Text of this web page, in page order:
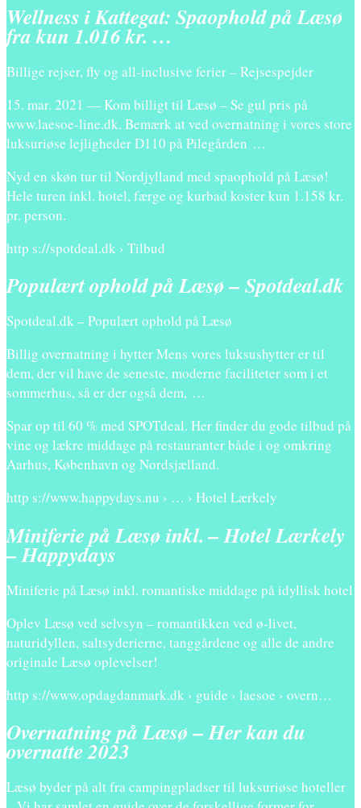
Wellness i Kattegat: Spaophold på Læsø
fra kun 1.016 kr. …
Billige rejser, fly og all-inclusive ferier – Rejsespejder
15. mar. 2021 — Kom billigt til Læsø – Se gul pris på
www.laesoe-line.dk. Bemærk at ved overnatning i vores store
luksuriøse lejligheder D110 på Pilegården …
Nyd en skøn tur til Nordjylland med spaophold på Læsø!
Hele turen inkl. hotel, færge og kurbad koster kun 1.158 kr.
pr. person.
http s://spotdeal.dk › Tilbud
Populært ophold på Læsø – Spotdeal.dk
Spotdeal.dk – Populært ophold på Læsø
Billig overnatning i hytter Mens vores luksushytter er til
dem, der vil have de seneste, moderne faciliteter som i et
sommerhus, så er der også dem, …
Spar op til 60 % med SPOTdeal. Her finder du gode tilbud på
vine og lækre middage på restauranter både i og omkring
Aarhus, København og Nordsjælland.
http s://www.happydays.nu › … › Hotel Lærkely
Miniferie på Læsø inkl. – Hotel Lærkely
– Happydays
Miniferie på Læsø inkl. romantiske middage på idyllisk hotel
Oplev Læsø ved selvsyn – romantikken ved ø-livet,
naturidyllen, saltsyderierne, tanggårdene og alle de andre
originale Læsø oplevelser!
http s://www.opdagdanmark.dk › guide › laesoe › overn…
Overnatning på Læsø – Her kan du
overnatte 2023
Læsø byder på alt fra campingpladser til luksuriøse hoteller